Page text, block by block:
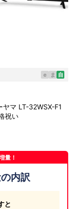
e ま 自
マ LT-32WSX-F1
祝い
量！
内訳
と